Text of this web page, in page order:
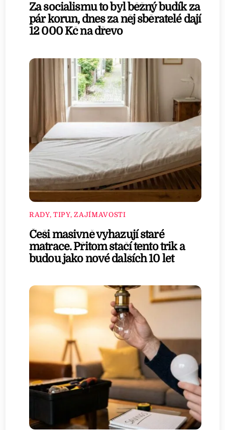
Za socialismu to byl běžný budík za
pár korun, dnes za něj sběratelé dají
12 000 Kč na dřevo
RADY, TIPY, ZAJÍMAVOSTI
Češi masivně vyhazují staré
matrace. Přitom stačí tento trik a
budou jako nové dalších 10 let